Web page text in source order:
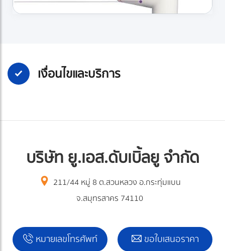
เงื่อนไขและบริการ
บริษัท ยู.เอส.ดับเบิ้ลยู จำกัด
211/44 หมู่ 8 ต.สวนหลวง อ.กระทุ่มแบน
จ.สมุทรสาคร 74110
หมายเลขโทรศัพท์ ขอใบเสนอราคา